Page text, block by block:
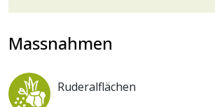
Massnahmen
Ruderalflächen